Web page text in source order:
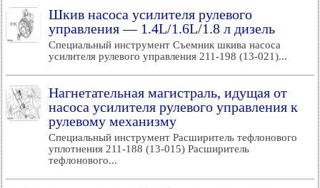
Шкив насоса усилителя рулевого
управления — 1.4L/1.6L/1.8 л дизель
Специальный инструмент Съемник шкива насоса
усилителя рулевого управления 211-198 (13-021)...
Нагнетательная магистраль, идущая от
насоса усилителя рулевого управления к
рулевому механизму
Специальный инструмент Расширитель тефлонового
уплотнения 211-188 (13-015) Расширитель
тефлонового...